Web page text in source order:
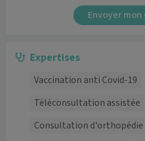
Envoyer
Expertises
Vaccination anti Covid-19
Téléconsultation assistée
Consultation d'orthopédie